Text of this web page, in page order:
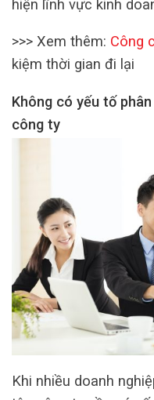
hiện lĩnh vực kinh
>>> Xem thêm: Công
kiệm thời gian đi lại
Không có yếu tố
công ty
Khi nhiều doanh